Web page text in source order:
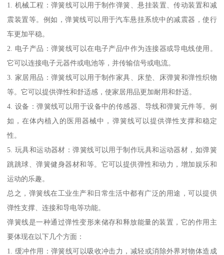
1. 机械工程：弹簧线可以用于制作弹簧、悬挂装置、传动装置和减
震装置等。例如，弹簧线可以用于汽车悬挂系统中的减震器，使行
车更加平稳。
2. 电子产品：弹簧线可以在电子产品中作为连接器或导电线使用。
它可以连接电子元器件或电池等，并传输信号或电流。
3. 家居用品：弹簧线可以用于制作家具、床垫、床弹簧和弹性织物
等。它可以提供弹性和舒适感，使家居用品更加耐用和舒适。
4. 设备：弹簧线可以用于设备中的传感器、导线和弹簧元件等。例
如，在体内植入的医用器械中，弹簧线可以提供弹性支撑和稳定
性。
5. 玩具和运动器材：弹簧线可以用于制作玩具和运动器材，如弹簧
跳跳球、弹簧健身器材和等。它可以提供弹性和动力，增加娱乐和
运动的乐趣。
总之，弹簧线在工业生产和日常生活中都有广泛的用途，可以提供
弹性支撑、连接和导电等功能。
弹簧线是一种通过弹性变形来储存和释放能量的装置，它的作用主
要体现在以下几个方面：
1. 缓冲作用：弹簧线可以吸收冲击力，减轻或消除外界对物体造成